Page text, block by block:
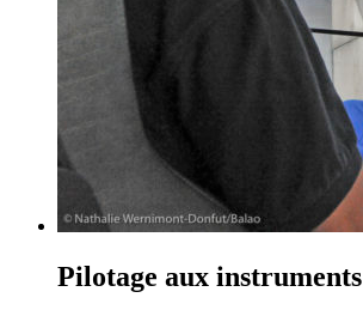
Pilotage aux instruments